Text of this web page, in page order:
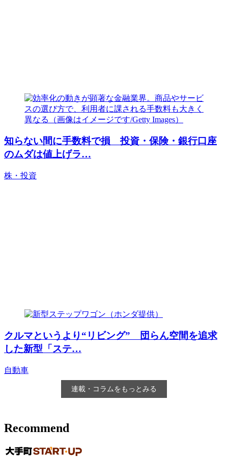
知らない間に手数料で損 投資・保険・銀行口座
のムダは値上げラ…
株・投資
クルマというより“リビング” 団らん空間を追求
した新型「ステ…
自動車
連載・コラムをもっとみる
Recommend